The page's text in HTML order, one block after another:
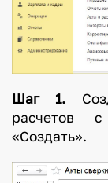
Шаг 1.
расчетов
«Создать».